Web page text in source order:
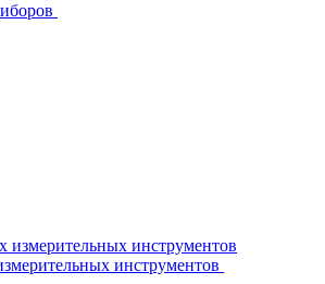
инструментов